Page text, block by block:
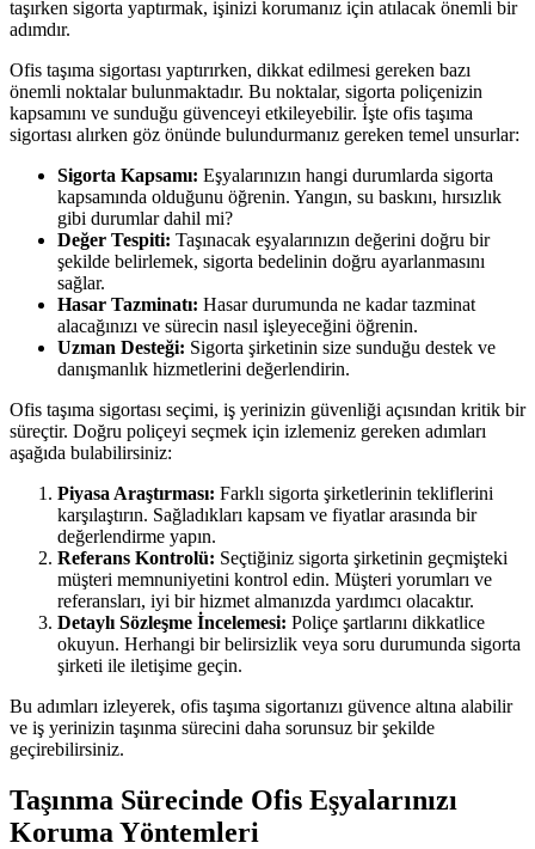
taşırken sigorta yaptırmak, işinizi korumanız için atılacak önemli bir
adımdır.
Ofis taşıma sigortası yaptırırken, dikkat edilmesi gereken bazı
önemli noktalar bulunmaktadır. Bu noktalar, sigorta poliçenizin
kapsamını ve sunduğu güvenceyi etkileyebilir. İşte ofis taşıma
sigortası alırken göz önünde bulundurmanız gereken temel unsurlar:
Sigorta Kapsamı: Eşyalarınızın hangi durumlarda sigorta
kapsamında olduğunu öğrenin. Yangın, su baskını, hırsızlık
gibi durumlar dahil mi?
Değer Tespiti: Taşınacak eşyalarınızın değerini doğru bir
şekilde belirlemek, sigorta bedelinin doğru ayarlanmasını
sağlar.
Hasar Tazminatı: Hasar durumunda ne kadar tazminat
alacağınızı ve sürecin nasıl işleyeceğini öğrenin.
Uzman Desteği: Sigorta şirketinin size sunduğu destek ve
danışmanlık hizmetlerini değerlendirin.
Ofis taşıma sigortası seçimi, iş yerinizin güvenliği açısından kritik bir
süreçtir. Doğru poliçeyi seçmek için izlemeniz gereken adımları
aşağıda bulabilirsiniz:
Piyasa Araştırması: Farklı sigorta şirketlerinin tekliflerini
karşılaştırın. Sağladıkları kapsam ve fiyatlar arasında bir
değerlendirme yapın.
Referans Kontrolü: Seçtiğiniz sigorta şirketinin geçmişteki
müşteri memnuniyetini kontrol edin. Müşteri yorumları ve
referansları, iyi bir hizmet almanızda yardımcı olacaktır.
Detaylı Sözleşme İncelemesi: Poliçe şartlarını dikkatlice
okuyun. Herhangi bir belirsizlik veya soru durumunda sigorta
şirketi ile iletişime geçin.
Bu adımları izleyerek, ofis taşıma sigortanızı güvence altına alabilir
ve iş yerinizin taşınma sürecini daha sorunsuz bir şekilde
geçirebilirsiniz.
Taşınma Sürecinde Ofis Eşyalarınızı
Koruma Yöntemleri